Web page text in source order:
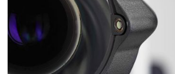
Come funziona Fundus Camera
non midriatica ZEISS Clarus?